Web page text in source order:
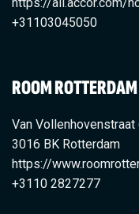
+31103045050
ROOM ROTTERDAM
Van Vollenhovenstraat
3016 BK Rotterdam
https://
+3110 2827277